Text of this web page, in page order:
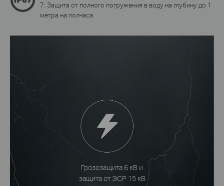
7: Защита от полного погружения в воду на глубину до 1
метра на полчаса
Грозозащита 6 кВ и
защита от ЭСР 15 кВ